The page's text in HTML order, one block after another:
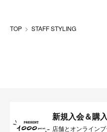
TOP STAFF STYLING
新規入会＆購
店舗とオンライン